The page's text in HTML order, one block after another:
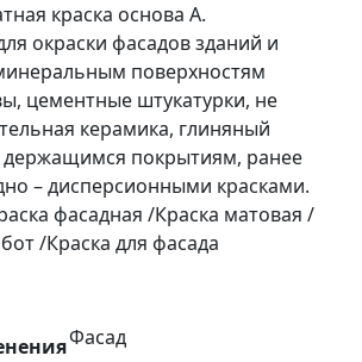
краска основа А.
окраски фасадов зданий и
поверхностям
цементные штукатурки, не
керамика, глиняный
покрытиям, ранее
– дисперсионными красками.
фасадная /Краска матовая /
/Краска для фасада
Фасад